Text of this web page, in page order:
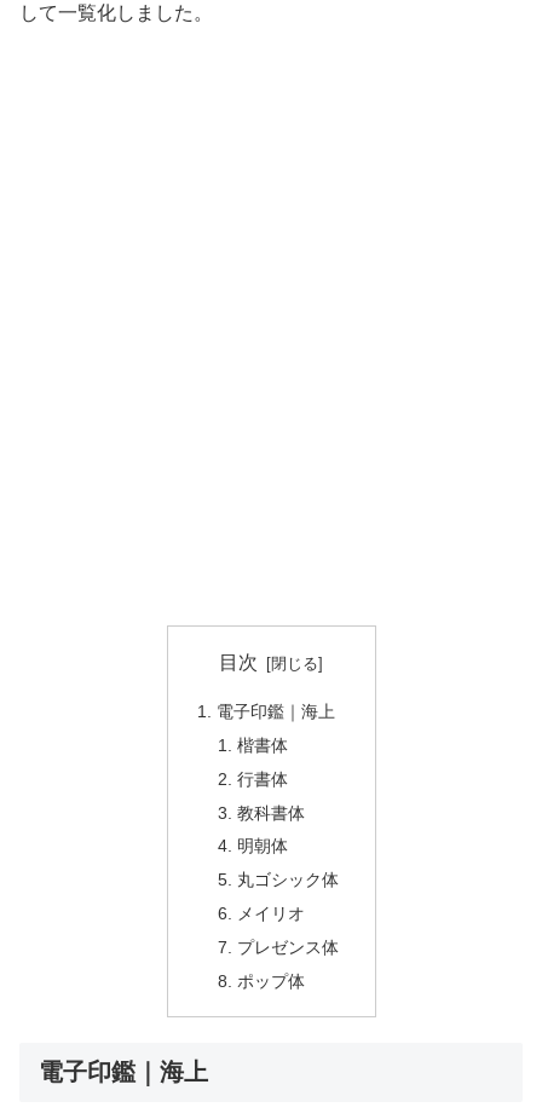
して一覧化しました。
目次
電子印鑑｜海上
楷書体
行書体
教科書体
明朝体
丸ゴシック体
メイリオ
プレゼンス体
ポップ体
電子印鑑｜海上